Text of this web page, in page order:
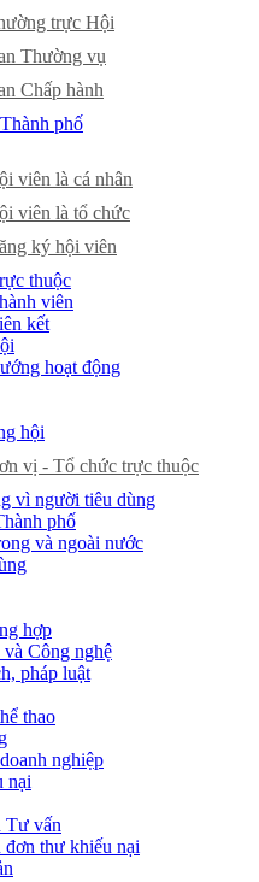
trực Hội
Thường vụ
Chấp hành
phố
viên là cá nhân
viên là tổ chức
ký hội viên
thuộc
viên
kết
hoạt động
hội
vị - Tổ chức trực thuộc
vì người tiêu dùng
phố
và ngoài nước
hợp
Công nghệ
pháp luật
thao
nghiệp
nại
Tư vấn
đơn thư khiếu nại